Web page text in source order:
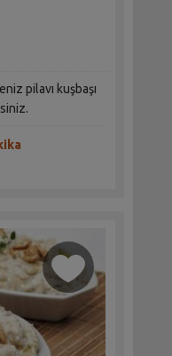
pilavı kuşbaşı